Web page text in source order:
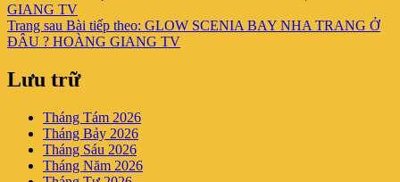
GIANG TV
Trang sau Bài tiếp theo: GLOW SCENIA BAY NHA TRANG Ở
ĐÂU ? HOÀNG GIANG TV
Lưu trữ
Tháng Tám 2026
Tháng Bảy 2026
Tháng Sáu 2026
Tháng Năm 2026